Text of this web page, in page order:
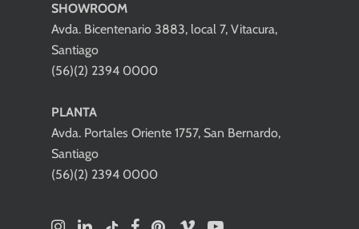
SHOWROOM
Avda. Bicentenario 3883, local 7, Vitacura,
Santiago
(56)(2) 2394 0000
PLANTA
Avda. Portales Oriente 1757, San Bernardo,
Santiago
(56)(2) 2394 0000